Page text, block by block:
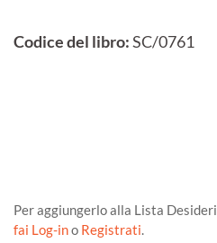
Codice del libro:SC/0761
Per aggiungerlo alla Lista Desideri
fai Log-ino Registrati.